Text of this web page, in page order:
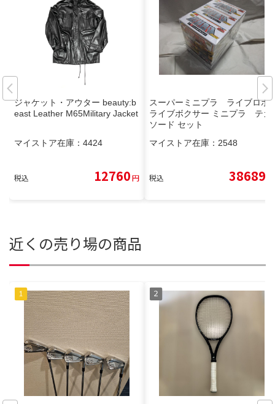
ジャケット・アウター beauty:b
east Leather M65Military Jacket
マイストア在庫： 4424
税込 12760円
スーパーミニプラ ライブロボ
ライブボクサー ミニプラ テガ
ソード セット
マイストア在庫： 2548
税込 38689
近くの売り場の商品